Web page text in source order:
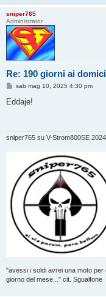
sniper765
Administrator
Re: 190 giorni ai
M
s
i
sab mag 10, 2025 4:30 pm
Eddaje!
sniper765 su V-Strom800SE
"avessi i soldi avrei una moto
giorno del mese..." cit. Sgualfone